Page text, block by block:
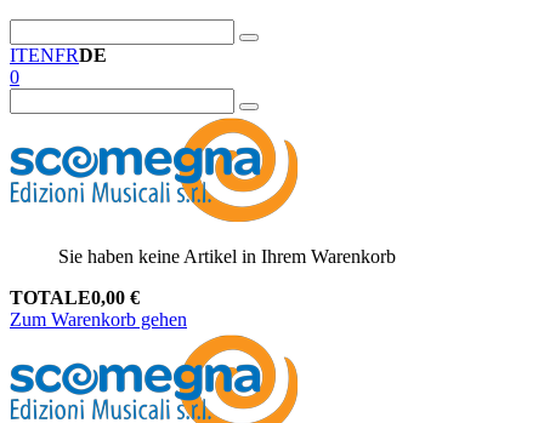
ITENFRDE
0
Sie haben keine Artikel in Ihrem Warenkorb
TOTALE0,00 €
Zum Warenkorb gehen